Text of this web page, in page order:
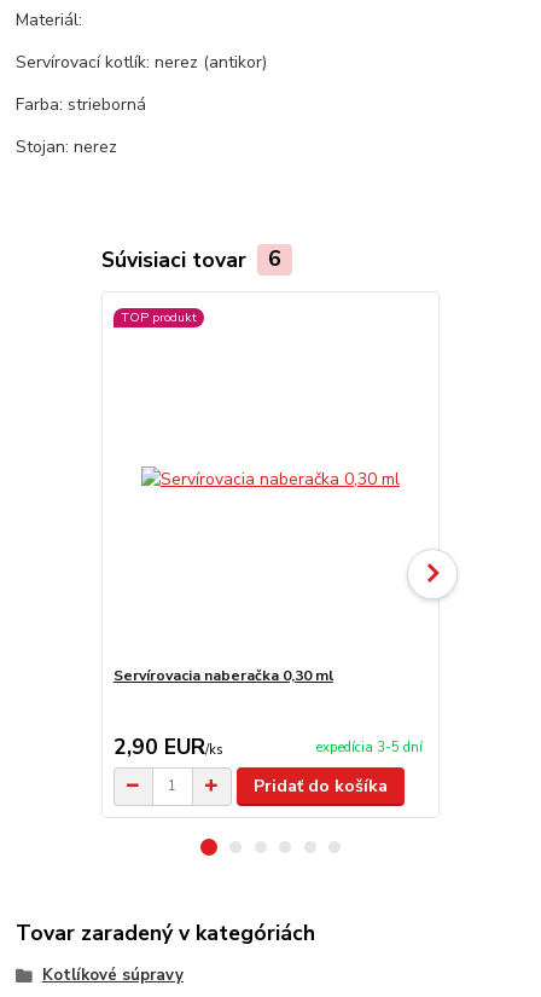
Materiál:
Servírovací kotlík: nerez (antikor)
Farba: strieborná
Stojan: nerez
Súvisiaci tovar 6
TOP produkt
Servírovacia naberačka 0,30 ml
2,90 EUR/ks expedícia 3-5 dní
Pridať do košíka
Tovar zaradený v kategóriách
Kotlíkové súpravy